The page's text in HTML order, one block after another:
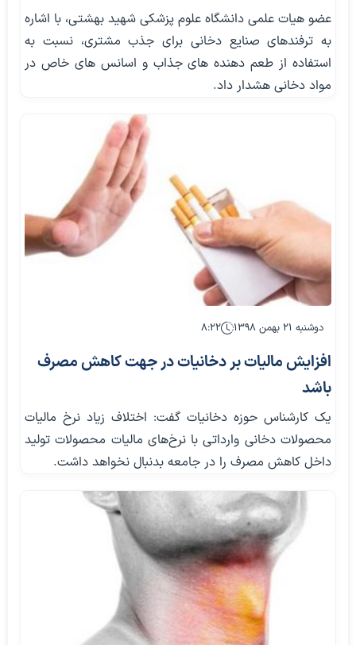
عضو هیات علمی دانشگاه علوم پزشکی شهید بهشتی، با اشاره
به ترفندهای صنایع دخانی برای جذب مشتری، نسبت به
استفاده از طعم دهنده های جذاب و اسانس های خاص در
مواد دخانی هشدار داد.
دوشنبه ۲۱ بهمن ۱۳۹۸ ۸:۲۲
افزایش مالیات بر دخانیات در جهت کاهش مصرف
باشد
یک کارشناس حوزه دخانیات گفت: اختلاف زیاد نرخ مالیات
محصولات دخانی وارداتی با نرخ‌های مالیات محصولات تولید
داخل کاهش مصرف را در جامعه بدنبال نخواهد داشت.